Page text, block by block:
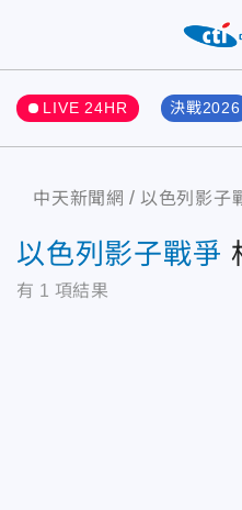
LIVE 24HR 決戰2026
中天新聞網 以色列影子
以色列影子戰爭
有 1 項結果